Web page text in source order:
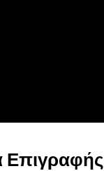
Επιγραφής